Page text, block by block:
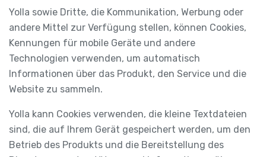
Yolla sowie Dritte, die Kommunikation, Werbung oder
andere Mittel zur Verfügung stellen, können Cookies,
Kennungen für mobile Geräte und andere
Technologien verwenden, um automatisch
Informationen über das Produkt, den Service und die
Website zu sammeln.
Yolla kann Cookies verwenden, die kleine Textdateien
sind, die auf Ihrem Gerät gespeichert werden, um den
Betrieb des Produkts und die Bereitstellung des